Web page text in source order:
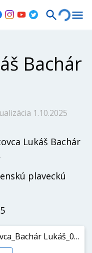
Bachár
1.10.2025
Lukáš Bachár
plaveckú
Rozhodnutie o prestupe športovca_Bachár Lukáš_01_11_2025.pdf